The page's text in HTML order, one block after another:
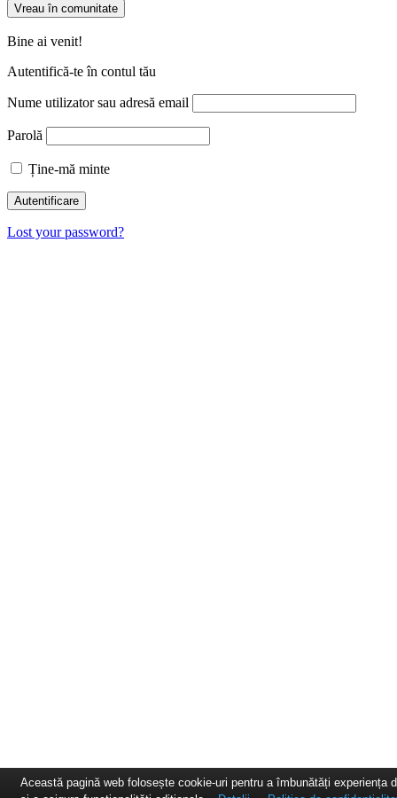
Vreau în comunitate
Bine ai venit!
Autentifică-te în contul tău
Nume utilizator sau adresă email
Parolă
Ține-mă minte
Lost your password?
Această pagină web folosește cookie-uri pentru a îmbunătăți experiența